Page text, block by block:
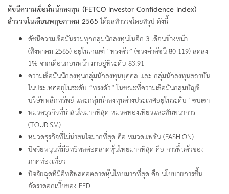
ดัชนีความเชื่อมั่นนักลงทุน (FETCO Investor Confidence Index)
สำรวจในเดือนพฤษภาคม 2565ได้ผลสำรวจโดยสรุป ดังนี้
ดัชนีความเชื่อมั่นรวมทุกกลุ่มนักลงทุนในอีก 3 เดือนข้างหน้า
(สิงหาคม 2565) อยู่ในเกณฑ์ “ทรงตัว” (ช่วงค่าดัชนี 80-119) ลดลง
1% จากเดือนก่อนหน้า มาอยู่ที่ระดับ 83.91
ความเชื่อมั่นนักลงทุนกลุ่มนักลงทุนบุคคล และ กลุ่มนักลงทุนสถาบัน
ในประเทศอยู่ในระดับ “ทรงตัว” ในขณะที่ความเชื่อมั่นกลุ่มบัญชี
บริษัทหลักทรัพย์ และกลุ่มนักลงทุนต่างประเทศอยู่ในระดับ “ซบเซา
หมวดธุรกิจที่น่าสนใจมากที่สุด หมวดท่องเที่ยวและสันทนาการ
(TOURISM)
หมวดธุรกิจที่ไม่น่าสนใจมากที่สุด คือ หมวดแฟชั่น (FASHION)
ปัจจัยหนุนที่มีอิทธิพลต่อตลาดหุ้นไทยมากที่สุด คือ การฟื้นต้วของ
ภาคท่องเที่ยว
ปัจจัยฉุดที่มีอิทธิพลต่อตลาดหุ้นไทยมากที่สุด คือ นโยบายการขึ้น
อัตราดอกเบี้ยของ FED